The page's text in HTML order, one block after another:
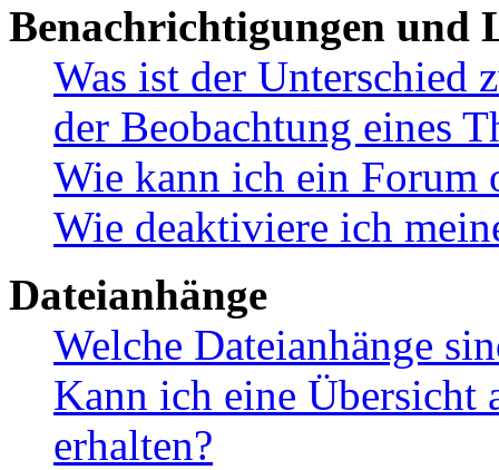
Benachrichtigungen und
Was ist der Unterschied
der Beobachtung eines
Wie kann ich ein Forum
Wie deaktiviere ich
Dateianhänge
Welche Dateianhänge
Kann ich eine Übersicht
erhalten?